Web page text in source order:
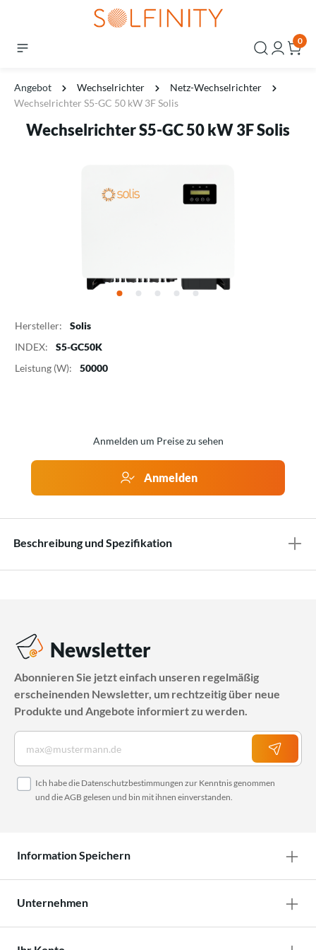
0
Angebot Wechselrichter
Netz-Wechselrichter
Wechselrichter S5-GC 50 kW 3F Solis
Wechselrichter S5-GC 50 kW 3F Solis
Hersteller:
Solis
INDEX:
S5-GC50K
Leistung (W):
50000
Anmelden um Preise zu sehen
Anmelden
Beschreibung und Spezifikation
Newsletter
Abonnieren Sie jetzt einfach unseren regelmäßig
erscheinenden Newsletter, um rechtzeitig über neue
Produkte und Angebote informiert zu werden.
Ich habe die Datenschutzbestimmungen zur Kenntnis genommen
und dieAGB gelesen und bin mit ihnen einverstanden.
Information Speichern
Unternehmen